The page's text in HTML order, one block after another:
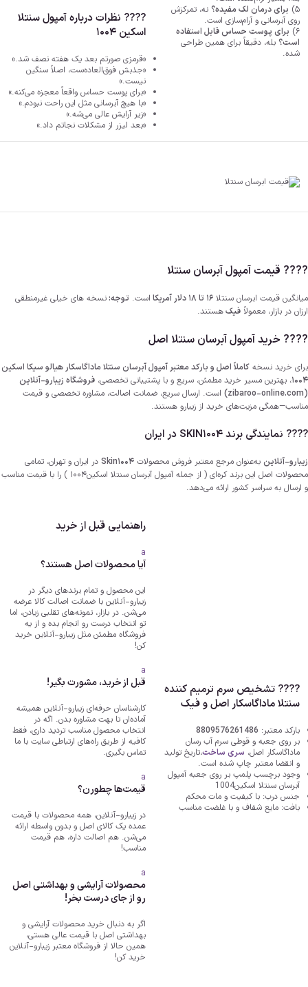
۵) برای درمان لک مفیده؟ نه، تمرکزش
روی آبرسانی و آرام‌سازی است.
۶) برای پوست حساس قابل استفاده
است؟ بله، دقیقاً برای همین طراحی
شده.
???? نظرات درباره آمپول سنتلا
اسکین ۱۰۰۴
«قرمزی صورتم بعد یک هفته نصف شد.»
«جذبش فوق‌العاده‌ست، اصلاً سنگین
نیست.»
«برای پوست حساس واقعاً معجزه می‌کنه.»
«با هیچ آبرسانی مثل این راحت نبودم.»
«زیر آرایش عالی می‌شه.»
«بعد لیزر از مشکلات نجاتم داد.»
???? قیمت آمپول آبرسان سنتلا
میانگین قیمت ابرسان سنتلا 16 تا 18 دلار آمریکا است. توجه:نسخه های خیلی غیرمنطقی
ارزان‌ در بازار، معمولاً فیکهستند.
????️ خرید آمپول آبرسان سنتلا اصل
برای خرید نسخه کاملاً اصل و بارکد معتبر آمپول آبرسان سنتلا ماداگاسکار هیالو سیکا اسکین
1004، بهترین مسیر خرید مطمئن، سریع و با پشتیبانی تخصصی، فروشگاه زیبارو-آنلاین
(zibaroo-online.com)
است. ارسال سریع، ضمانت اصالت، مشاوره تخصصی و قیمت
مناسب—همگی مزیت‌های خرید از زیبارو هستند.
???? نمایندگی برند SKIN1004 در ایران
زیبارو-آنلاین به‌عنوان مرجع معتبر فروش محصولات Skin1004 در ایران و تهران، تمامی
محصولات اصل این برند کره‌ای ( از جمله آمپول آبرسان سنتلا اسکین1004 ) را با قیمت مناسب
و ارسال به سراسر کشور ارائه می‌دهد.
???? تشخیص سرم ترمیم کننده
سنتلا ماداگاسکار اصل و فیک
بارکد معتبر: 8809576261486
بر روی جعبه و قوطی سرم آب رسان
ماداگاسکار اصل، سری ساخت،تاریخ تولید
و انقضا معتبر چاپ شده است.
وجود برچسب پلمپ بر روی جعبه آمپول
آبرسان سنتلا اسکین1004
جنس درب: با کیفیت و مات محکم
بافت: مایع شفاف و با غلضت مناسب
راهنمایی قبل از خرید
a
آیا محصولات اصل هستند؟
این محصول و تمام برندهای دیگر در
زیبارو-آنلاین با ضمانت اصالت کالا عرضه
می‌شن. در بازار، نمونه‌های تقلبی زیادن، اما
تو انتخاب درست رو انجام بده و از یه
فروشگاه مطمئن مثل زیبارو-آنلاین خرید
کن!
a
قبل از خرید، مشورت بگیر!
کارشناسان حرفه‌ای زیبارو-آنلاین همیشه
آماده‌ان تا بهت مشاوره بدن. اگه در
انتخاب محصول مناسب تردید داری، فقط
کافیه از طریق راه‌های ارتباطی سایت با ما
تماس بگیری.
a
قیمت‌ها چطورن؟
در زیبارو-آنلاین، همه محصولات با قیمت
عمده یک کالای اصل و بدون واسطه ارائه
می‌شن. هم اصالت داره، هم قیمت
مناسب!
a
محصولات آرایشی و بهداشتی اصل
رو از جای درست بخر!
اگر به دنبال خرید محصولات آرایشی و
بهداشتی اصل با قیمت عالی هستی،
همین حالا از فروشگاه معتبر زیبارو-آنلاین
خرید کن!